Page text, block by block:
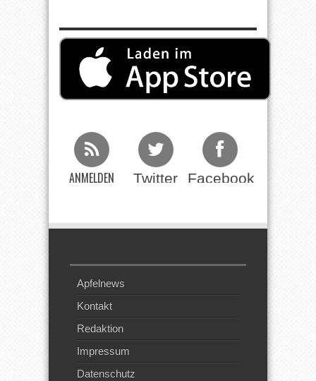
ANMELDEN Twitter Facebook
Apfelnews
Kontakt
Redaktion
Impressum
Datenschutz